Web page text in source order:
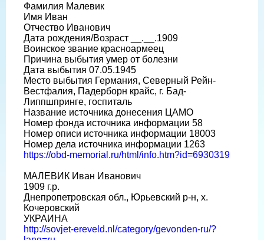
Фамилия Малевик
Имя Иван
Отчество Иванович
Дата рождения/Возраст __.__.1909
Воинское звание красноармеец
Причина выбытия умер от болезни
Дата выбытия 07.05.1945
Место выбытия Германия, Северный Рейн-
Вестфалия, Падерборн крайс, г. Бад-
Липпшпринге, госпиталь
Название источника донесения ЦАМО
Номер фонда источника информации 58
Номер описи источника информации 18003
Номер дела источника информации 1263
https://obd-memorial.ru/html/info.htm?id=6930319
МАЛЕВИК Иван Иванович
1909 г.р.
Днепропетровская обл., Юрьевский р-н, х.
Кочеровский
УКРАИНА
http://sovjet-ereveld.nl/category/gevonden-ru/?